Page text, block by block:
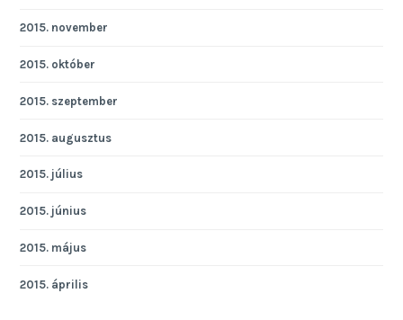
2015. november
2015. október
2015. szeptember
2015. augusztus
2015. július
2015. június
2015. május
2015. április